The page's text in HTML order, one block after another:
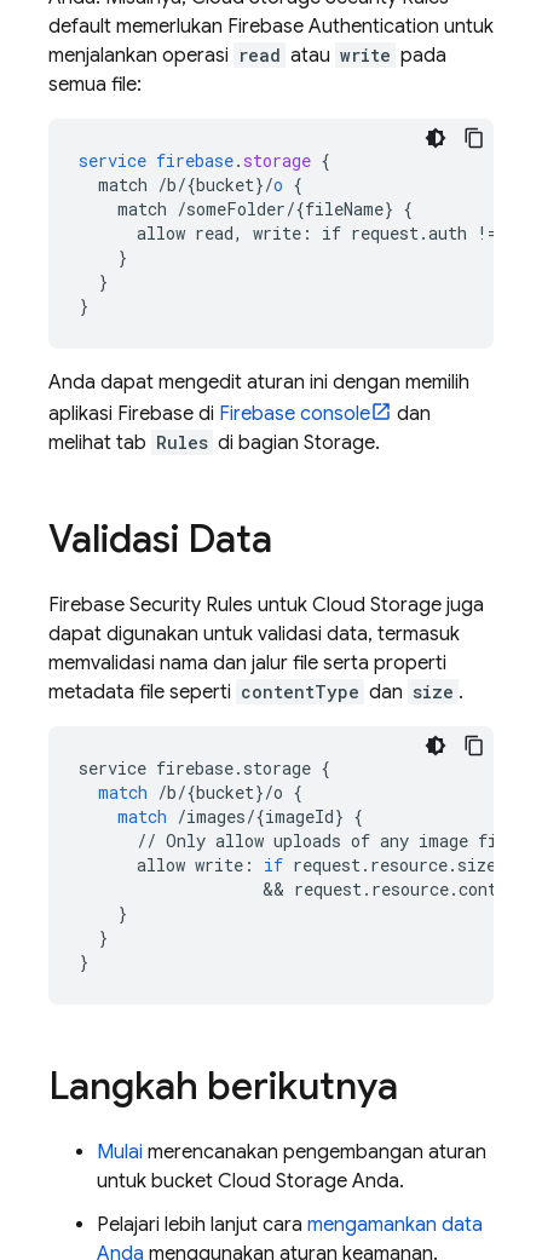
default memerlukan Firebase Authentication untuk
menjalankan operasi read atau write pada
semua file:
service firebase. storage {
match /b/{bucket}/o {
match /someFolder/{fileName} {
allow read, write : if request.auth !=
}
}
}
Anda dapat mengedit aturan ini dengan memilih
aplikasi Firebase di Firebase console
dan
melihat tab Rules di bagian Storage.
Validasi Data
Firebase Security Rules untuk Cloud Storage juga
dapat digunakan untuk validasi data, termasuk
memvalidasi nama dan jalur file serta properti
metadata file seperti contentType dan size .
service firebase. storage {
match /b/{bucket}/o {
match /images/{imageId} {
// Only allow uploads of any image file
allow write : if request. resource. size
&& request. resource.
}
}
}
Langkah berikutnya
Mulai merencanakan pengembangan aturan
untuk bucket Cloud Storage Anda.
Pelajari lebih lanjut cara mengamankan data
Anda menggunakan aturan keamanan.